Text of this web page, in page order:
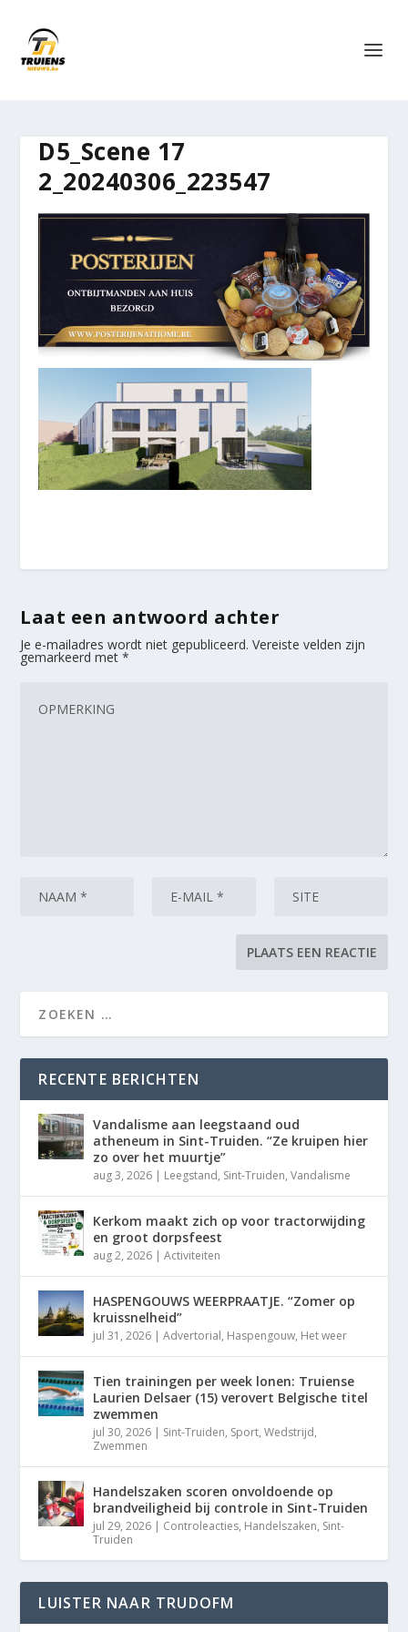
D5_Scene 17
2_20240306_223547
Laat een antwoord achter
Je e-mailadres wordt niet gepubliceerd. Vereiste velden zijn
gemarkeerd met*
RECENTE BERICHTEN
Vandalisme aan leegstaand oud
atheneum in Sint-Truiden. “Ze kruipen hier
zo over het muurtje”
aug 3, 2026 | Leegstand, Sint-Truiden,Vandalisme
Kerkom maakt zich op voor tractorwijding
en groot dorpsfeest
aug 2, 2026 |Activiteiten
HASPENGOUWS WEERPRAATJE. “Zomer op
kruissnelheid”
jul 31, 2026 |Advertorial, Haspengouw, Het weer
Tien trainingen per week lonen: Truiense
Laurien Delsaer (15) verovert Belgische titel
zwemmen
jul 30, 2026 | Sint-Truiden, Sport,Wedstrijd,
Zwemmen
Handelszaken scoren onvoldoende op
brandveiligheid bij controle in Sint-Truiden
jul 29, 2026 | Controleacties, Handelszaken, Sint-
Truiden
LUISTER NAAR TRUDOFM